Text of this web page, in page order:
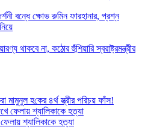
বন্ধে ক্ষোভ রুমিন ফারহানার, প্রশ্ন
থাকবে না, কঠোর হুঁশিয়ারি স্বরাষ্ট্রমন্ত্রীর
মামুনুল হ‌কের ৪র্থ স্ত্রীর প‌রিচয় ফাঁস!
শ্যালিকাকে হত্যা